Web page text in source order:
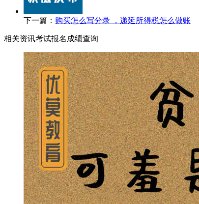
下一篇： 购买怎么写分录 ，递延所得税怎么做账
相关资讯考试报名 成绩查询